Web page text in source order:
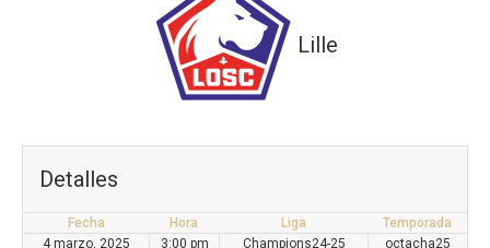
Lille
Detalles
Fecha Hora Liga
Temporada
4 marzo, 2025
3:00 pm Champions24-25 octacha25